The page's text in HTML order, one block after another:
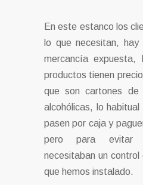
En este estanco los
lo que necesitan,
mercancía
productos tienen
que son cartones
alcohólicas, lo
pasen por caja y
pero para evitar
necesitaban un control
que hemos instalado.